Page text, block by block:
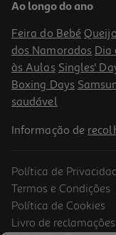
14.99 €/un
14,99 €
Ao longo do ano
Feira do Bebé
dos Namorados Dia
às Aulas Singles'
Boxing Days
saudável
Informação de
Política de
Termos e Condições
Política de Cookies
Livro de reclamações